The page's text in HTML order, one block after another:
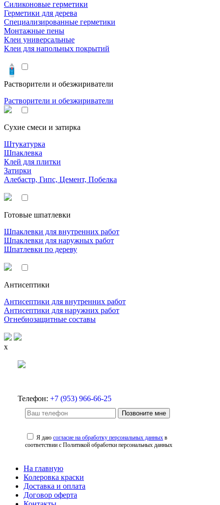
Силиконовые герметики
Герметики для дерева
Специализированные герметики
Монтажные пены
Клеи универсальные
Клеи для напольных покрытий
Растворители и обезжириватели
Растворители и обезжириватели
Сухие смеси и затирка
Штукатурка
Шпаклевка
Клей для плитки
Затирки
Алебастр, Гипс, Цемент, Побелка
Готовые шпатлевки
Шпаклевки для внутренних работ
Шпаклевки для наружных работ
Шпатлевки по дереву
Антисептики
Антисептики для внутренних работ
Антисептики для наружних работ
Огнебиозащитные составы
x
Телефон: +7 (953) 966-66-25
Позвоните мне
Я даюсогласие на обработку персональных данных в
соответствии с Политикой обработки персональных данных
На главную
Колеровка краски
Доставка и оплата
Договор оферта